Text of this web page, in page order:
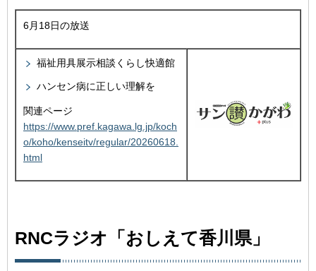
6月18日の放送
福祉用具展示相談くらし快適館
ハンセン病に正しい理解を
関連ページ
https://www.pref.kagawa.lg.jp/koch
o/koho/kenseitv/regular/20260618.
html
RNCラジオ「おしえて香川県」